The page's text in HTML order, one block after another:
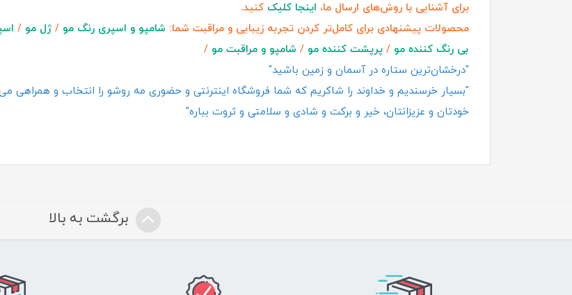
برای آشنایی با روش‌های ارسال ما، اینجا کلیک کنید.
محصولات پیشنهادی برای کامل‌تر کردن تجربه زیبایی و مراقبت شما: شامپو و اسپری رنگ مو / ژل مو /
بی رنگ کننده مو / پرپشت کننده مو / شامپو و مراقبت مو /
"درخشان‌ترین ستاره در آسمان و زمین باشید"
"بسیار خرسندیم و خداوند را شاکریم که شما فروشگاه اینترنتی و حضوری مه روشو را انتخاب و همراهی
خودتان و عزیزانتان، خیر و برکت و شادی و سلامتی و ثروت بباره"
برگشت به بالا